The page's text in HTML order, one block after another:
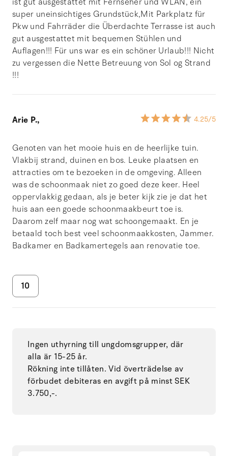
super uneinsichtiges Grundstück,Mit Parkplatz für
Pkw und Fahrräder die Überdachte Terrasse ist auch
gut ausgestattet mit bequemen Stühlen und
Auflagen!!! Für uns war es ein schöner Urlaub!!! Nicht
zu vergessen die Nette Betreuung von Sol og Strand
!!!
Arie P., 4.25/5
Genoten van het mooie huis en de heerlijke tuin.
Vlakbij strand, duinen en bos. Leuke plaatsen en
attracties om te bezoeken in de omgeving. Alleen
was de schoonmaak niet zo goed deze keer. Heel
oppervlakkig gedaan, als je beter kijk zie je dat het
huis aan een goede schoonmaakbeurt toe is.
Daarom zelf maar nog wat schoongemaakt. En je
betaald toch best veel schoonmaakkosten, Jammer.
Badkamer en Badkamertegels aan renovatie toe.
10
Ingen uthyrning till ungdomsgrupper, där
alla är 15-25 år.
Rökning inte tillåten. Vid överträdelse av
förbudet debiteras en avgift på minst SEK
3.750,-.